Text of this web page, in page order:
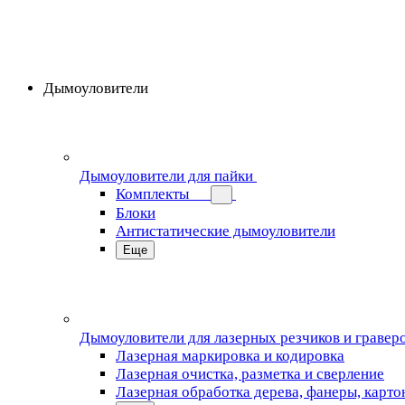
Дымоуловители
Дымоуловители для пайки
Комплекты
Блоки
Антистатические дымоуловители
Еще
Дымоуловители для лазерных резчиков и
Лазерная маркировка и кодировка
Лазерная очистка, разметка и сверление
Лазерная обработка дерева, фанеры,